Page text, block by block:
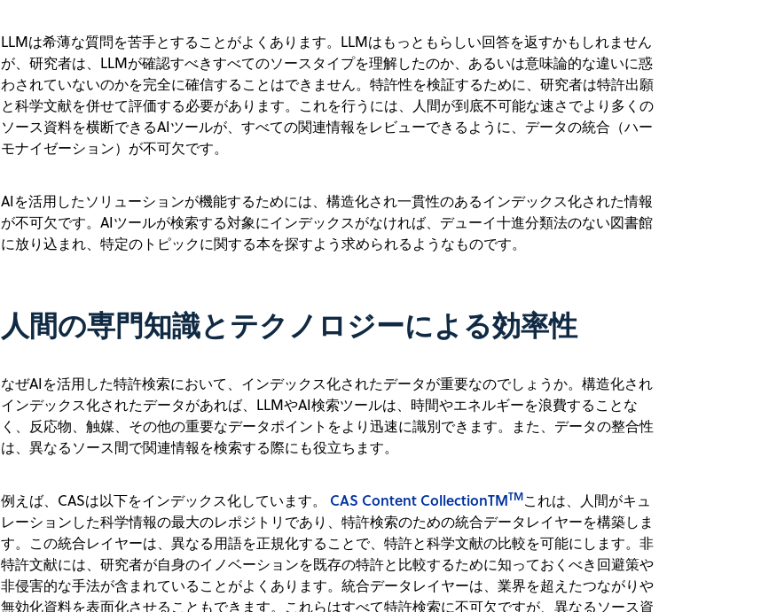
LLMは希薄な質問を苦手とすることがよくあります。LLMはもっともらしい回答を返すかもしれません
が、研究者は、LLMが確認すべきすべてのソースタイプを理解したのか、あるいは意味論的な違いに惑
わされていないのかを完全に確信することはできません。特許性を検証するために、研究者は特許出願
と科学文献を併せて評価する必要があります。これを行うには、人間が到底不可能な速さでより多くの
ソース資料を横断できるAIツールが、すべての関連情報をレビューできるように、データの統合（ハー
モナイゼーション）が不可欠です。
AIを活用したソリューションが機能するためには、構造化され一貫性のあるインデックス化された情報
が不可欠です。AIツールが検索する対象にインデックスがなければ、デューイ十進分類法のない図書館
に放り込まれ、特定のトピックに関する本を探すよう求められるようなものです。
人間の専門知識とテクノロジーによる効率性
なぜAIを活用した特許検索において、インデックス化されたデータが重要なのでしょうか。構造化され
インデックス化されたデータがあれば、LLMやAI検索ツールは、時間やエネルギーを浪費することな
く、反応物、触媒、その他の重要なデータポイントをより迅速に識別できます。また、データの整合性
は、異なるソース間で関連情報を検索する際にも役立ちます。
例えば、CASは以下をインデックス化しています。 CAS Content CollectionTMTMこれは、人間がキュ
レーションした科学情報の最大のレポジトリであり、特許検索のための統合データレイヤーを構築しま
す。この統合レイヤーは、異なる用語を正規化することで、特許と科学文献の比較を可能にします。非
特許文献には、研究者が自身のイノベーションを既存の特許と比較するために知っておくべき回避策や
非侵害的な手法が含まれていることがよくあります。統合データレイヤーは、業界を超えたつながりや
無効化資料を表面化させることもできます。これらはすべて特許検索に不可欠ですが、異なるソース資